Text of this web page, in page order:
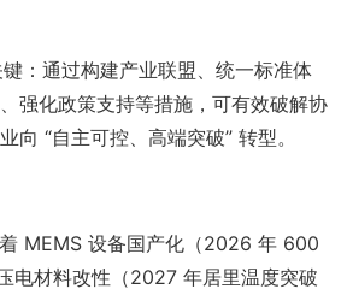
：通过构建产业联盟、统一标准体
强化政策支持等措施，可有效破解协
向 “自主可控、高端突破” 转型。
MEMS 设备国产化（2026 年 600
电材料改性（2027 年居里温度突破